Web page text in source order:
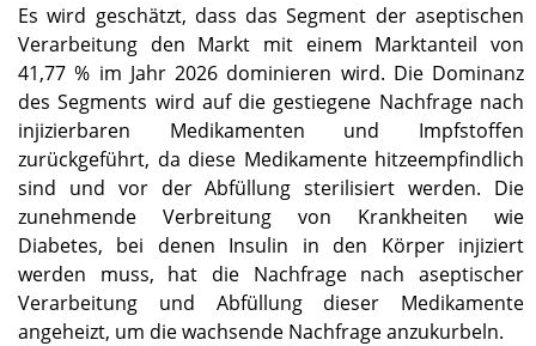
Es wird geschätzt, dass das Segment der aseptischen
Verarbeitung den Markt mit einem Marktanteil von
41,77 % im Jahr 2026 dominieren wird. Die Dominanz
des Segments wird auf die gestiegene Nachfrage nach
injizierbaren Medikamenten und Impfstoffen
zurückgeführt, da diese Medikamente hitzeempfindlich
sind und vor der Abfüllung sterilisiert werden. Die
zunehmende Verbreitung von Krankheiten wie
Diabetes, bei denen Insulin in den Körper injiziert
werden muss, hat die Nachfrage nach aseptischer
Verarbeitung und Abfüllung dieser Medikamente
angeheizt, um die wachsende Nachfrage anzukurbeln.